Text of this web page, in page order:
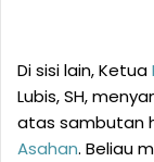
Di sisi lain, Ketua
Lubis, SH,
atas sambutan
Asahan. Beliau